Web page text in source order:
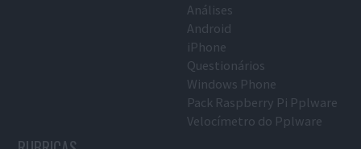
Análises
Android
iPhone
Questionários
Windows Phone
Pack Raspberry Pi Pplware
Velocímetro do Pplware